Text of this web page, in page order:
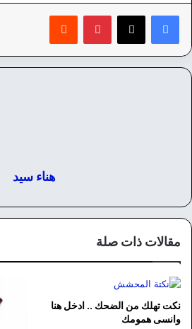
بينتيريست
هناء سيد
مقالات ذات صلة
نكت تهلك من الضحك .. ادخل هنا
وانسى همومك